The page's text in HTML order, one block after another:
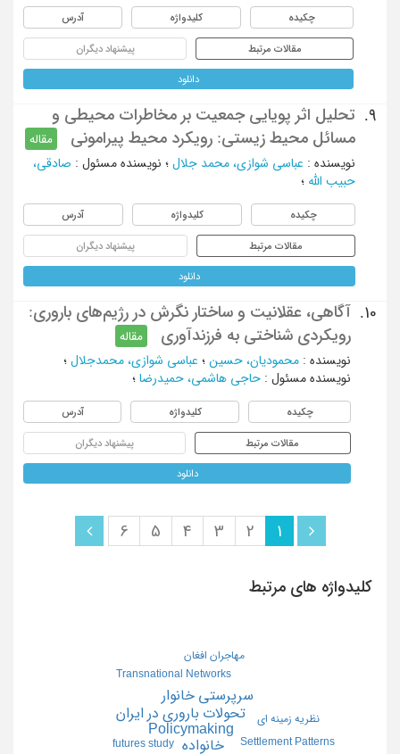
چکیده کلیدواژه آدرس
مقالات مرتبط پیشنهاد دیگران
دانلود
9.
تحلیل اثر پویایی جمعیت بر مخاطرات محیطی و
مسائل محیط زیستی: رویکرد محیط پیرامونی
مقاله
نویسنده : عباسی شوازی، محمد جلال ؛ نویسنده مسئول : صادقی،
حبیب الله ؛
چکیده کلیدواژه آدرس
مقالات مرتبط پیشنهاد دیگران
دانلود
10.
آگاهی، عقلانیت و ساختار نگرش در رژیم‌های باروری:
رویکردی شناختی به فرزندآوری
مقاله
نویسنده : محمودیان، حسین ؛ عباسی شوازی، محمدجلال ؛
نویسنده مسئول : حاجی هاشمی، حمیدرضا ؛
چکیده کلیدواژه آدرس
مقالات مرتبط پیشنهاد دیگران
دانلود
1
2
3
4
5
6
کلیدواژه های مرتبط
خانواده
Policymaking
تحولات باروری در ایران
سرپرستی خانوار
futures study Settlement Patterns
Transnational Networks
نظریه زمینه ای
مهاجران افغان